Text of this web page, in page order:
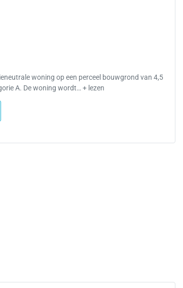
woning op een perceel bouwgrond van 4,5
A. De woning wordt… + lezen